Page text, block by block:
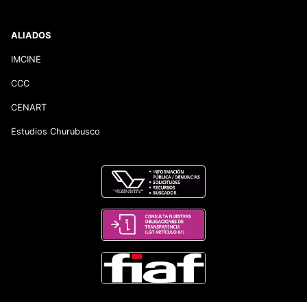
ALIADOS
IMCINE
CCC
CENART
Estudios Churubusco